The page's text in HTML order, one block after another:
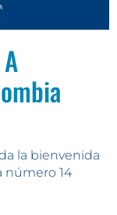
la bienvenida
número 14